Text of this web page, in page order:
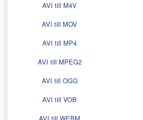
AVI till M4V
AVI till MOV
AVI till MP4
AVI till MPEG2
AVI till OGG
AVI till VOB